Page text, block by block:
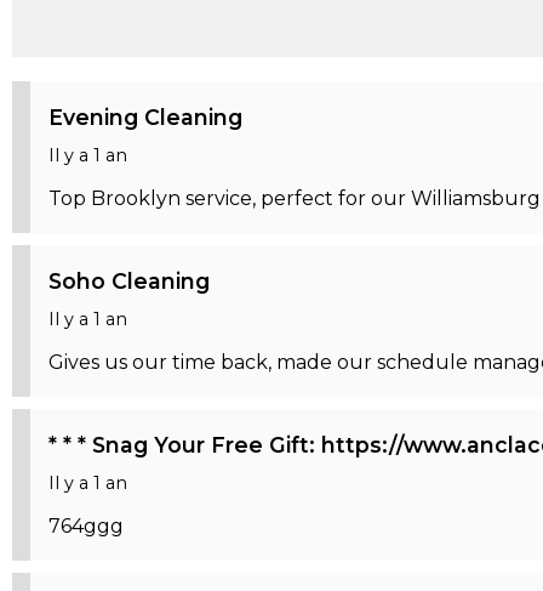
Evening Cleaning
Il y a 1 an
Top Brooklyn service, perfect for our
Soho Cleaning
Il y a 1 an
Gives us our time back, made our schedule
* * * Snag Your Free Gift: https://
Il y a 1 an
764ggg